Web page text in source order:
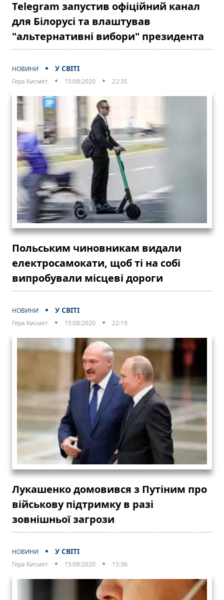
Telegram запустив офіційний канал
для Білорусі та влаштував
"альтернативні вибори" президента
НОВИНИ У СВІТІ
Гера Кисмет 15:08:2020 22:35
Польським чиновникам видали
електросамокати, щоб ті на собі
випробували місцеві дороги
НОВИНИ У СВІТІ
Гера Кисмет 15:08:2020 22:19
Лукашенко домовився з Путіним про
військову підтримку в разі
зовнішньої загрози
НОВИНИ У СВІТІ
Гера Кисмет 15:08:2020 15:36